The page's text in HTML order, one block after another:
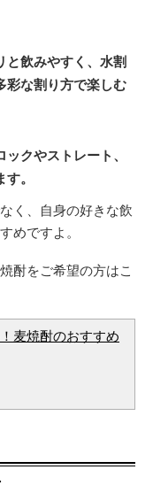
と飲みやすく、水割
彩な割り方で楽しむ
クやストレート、
。
く、自身の好きな飲
めですよ。
酎をご希望の方はこ
麦焼酎のおすすめ